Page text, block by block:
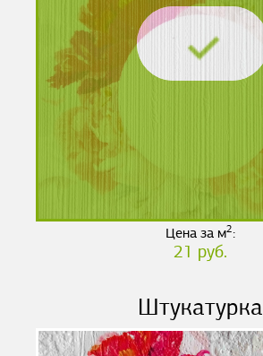
Цена за м2:
21 руб.
Штукатурка